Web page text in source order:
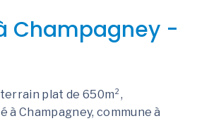
Champagney -
plat de 650m²,
à Champagney, commune à